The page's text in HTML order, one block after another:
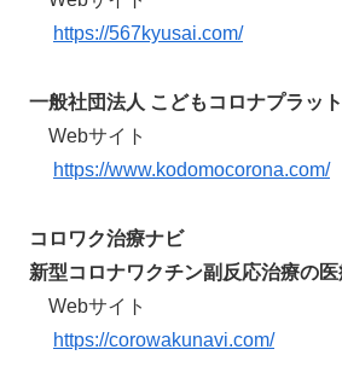
https://567kyusai.com/
一般社団法人 こどもコロナプラッ
Webサイト
https://www.kodomocorona.com/
コロワク治療ナビ
新型コロナワクチン副反応治療の
Webサイト
https://corowakunavi.com/